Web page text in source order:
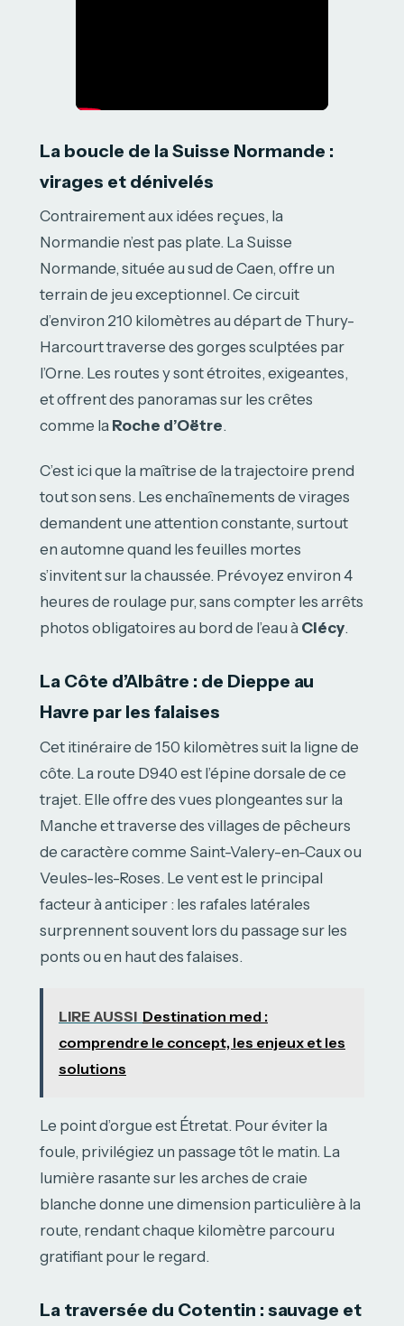
La boucle de la Suisse Normande :
virages et dénivelés
Contrairement aux idées reçues, la
Normandie n’est pas plate. La Suisse
Normande, située au sud de Caen, offre un
terrain de jeu exceptionnel. Ce circuit
d’environ 210 kilomètres au départ de Thury-
Harcourt traverse des gorges sculptées par
l’Orne. Les routes y sont étroites, exigeantes,
et offrent des panoramas sur les crêtes
comme la Roche d’Oëtre.
C’est ici que la maîtrise de la trajectoire prend
tout son sens. Les enchaînements de virages
demandent une attention constante, surtout
en automne quand les feuilles mortes
s’invitent sur la chaussée. Prévoyez environ 4
heures de roulage pur, sans compter les arrêts
photos obligatoires au bord de l’eau à Clécy.
La Côte d’Albâtre : de Dieppe au
Havre par les falaises
Cet itinéraire de 150 kilomètres suit la ligne de
côte. La route D940 est l’épine dorsale de ce
trajet. Elle offre des vues plongeantes sur la
Manche et traverse des villages de pêcheurs
de caractère comme Saint-Valery-en-Caux ou
Veules-les-Roses. Le vent est le principal
facteur à anticiper : les rafales latérales
surprennent souvent lors du passage sur les
ponts ou en haut des falaises.
LIRE AUSSI Destination med :
comprendre le concept, les enjeux et les
solutions
Le point d’orgue est Étretat. Pour éviter la
foule, privilégiez un passage tôt le matin. La
lumière rasante sur les arches de craie
blanche donne une dimension particulière à la
route, rendant chaque kilomètre parcouru
gratifiant pour le regard.
La traversée du Cotentin : sauvage et